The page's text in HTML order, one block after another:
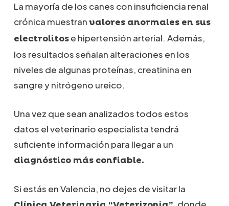
La mayoría de los canes con insuficiencia renal
crónica muestranvalores anormales en sus
electrolitose hipertensión arterial. Además,
los resultados señalan alteraciones en los
niveles de algunas proteínas, creatinina en
sangre y nitrógeno ureico.
Una vez que sean analizados todos estos
datos el veterinario especialista tendrá
suficiente información para llegar a un
diagnóstico más confiable.
Si estás en Valencia, no dejes de visitar la